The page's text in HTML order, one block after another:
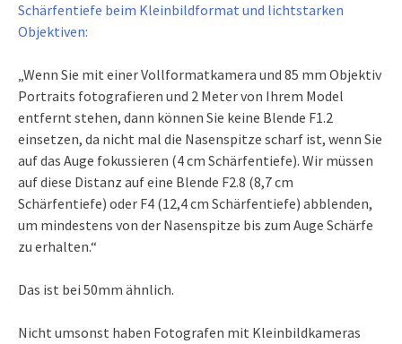
Schärfentiefe beim Kleinbildformat und lichtstarken
Objektiven:
„Wenn Sie mit einer Vollformatkamera und 85 mm Objektiv
Portraits fotografieren und 2 Meter von Ihrem Model
entfernt stehen, dann können Sie keine Blende F1.2
einsetzen, da nicht mal die Nasenspitze scharf ist, wenn Sie
auf das Auge fokussieren (4 cm Schärfentiefe). Wir müssen
auf diese Distanz auf eine Blende F2.8 (8,7 cm
Schärfentiefe) oder F4 (12,4 cm Schärfentiefe) abblenden,
um mindestens von der Nasenspitze bis zum Auge Schärfe
zu erhalten.“
Das ist bei 50mm ähnlich.
Nicht umsonst haben Fotografen mit Kleinbildkameras